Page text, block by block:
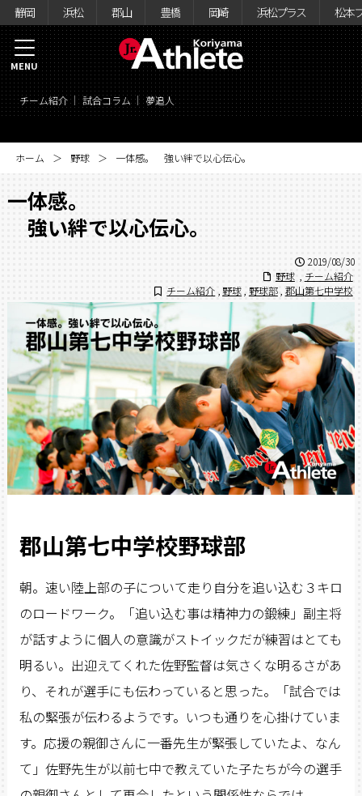
静岡 浜松 郡山 豊橋 岡崎 浜松プラス 松本
チーム紹介 試合コラム 夢追人
MENU
ホーム 野球 一体感。 強い絆で以心伝心。
一体感。
強い絆で以心伝心。
2019/08/30
野球
チーム紹介
チーム紹介 野球 , 野球部 郡山第七中学校
郡山第七中学校野球部
朝。速い陸上部の子について走り自分を追い込む３キロ
のロードワーク。「追い込む事は精神力の鍛練」副主将
が話すように個人の意識がストイックだが練習はとても
明るい。出迎えてくれた佐野監督は気さくな明るさがあ
り、それが選手にも伝わっていると思った。「試合では
私の緊張が伝わるようです。いつも通りを心掛けていま
す。応援の親御さんに一番先生が緊張していたよ、なん
て」佐野先生が以前七中で教えていた子たちが今の選手